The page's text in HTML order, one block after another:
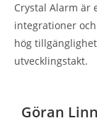
Crystal Alarm är
integrationer
hög
utvecklingstakt.
Göran